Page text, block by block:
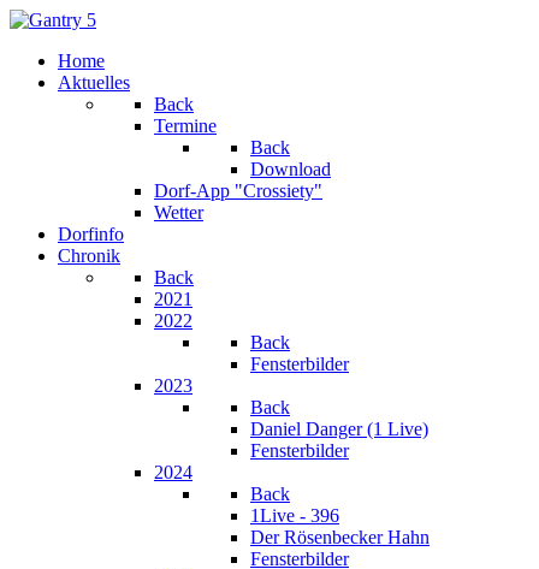
Home
Aktuelles
Back
Termine
Back
Download
Dorf-App "Crossiety"
Wetter
Dorfinfo
Chronik
Back
2021
2022
Back
Fensterbilder
2023
Back
Daniel Danger (1 Live)
Fensterbilder
2024
Back
1Live - 396
Der Rösenbecker Hahn
Fensterbilder